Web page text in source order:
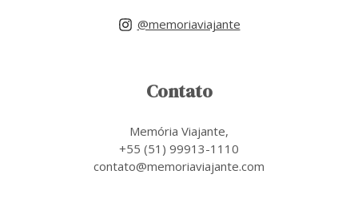
@memoriaviajante
Contato
Memória Viajante,
+55 (51) 99913-1110
contato@memoriaviajante.com